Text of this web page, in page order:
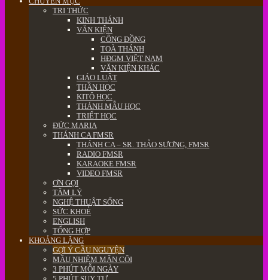
TRI THỨC
KINH THÁNH
VĂN KIỆN
CÔNG ĐỒNG
TOÀ THÁNH
HĐGM VIỆT NAM
VĂN KIỆN KHÁC
GIÁO LUẬT
THẦN HỌC
KITÔ HỌC
THÁNH MẪU HỌC
TRIẾT HỌC
ĐỨC MARIA
THÁNH CA FMSR
THÁNH CA – SR. THẢO SƯƠNG, FMSR
RADIO FMSR
KARAOKE FMSR
VIDEO FMSR
ƠN GỌI
TÂM LÝ
NGHỆ THUẬT SỐNG
SỨC KHOẺ
ENGLISH
TỔNG HỢP
KHOẢNG LẶNG
GỢI Ý CẦU NGUYỆN
MẦU NHIỆM MÂN CÔI
3 PHÚT MỖI NGÀY